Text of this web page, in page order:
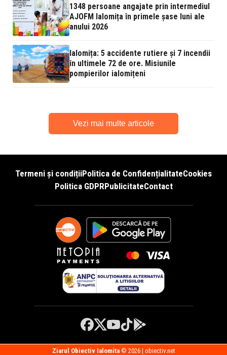
1348 persoane angajate prin intermediul
AJOFM Ialomița în primele șase luni ale
anului 2026
Ialomița: 5 accidente rutiere și 7 incendii
în ultimele 72 de ore. Misiunile
pompierilor ialomițeni
Vezi mai multe articole
Termeni și condițiiPolitica de ConfidențialitateCookies
Politica GDPRPublicitateContact
Ziarul Obiectiv Ialomita© 2026 | obiectiv.net